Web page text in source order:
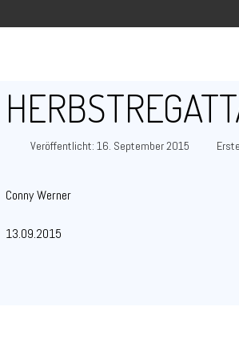
Veröffentlicht: 16. September 2015
Conny Werner
13.09.2015